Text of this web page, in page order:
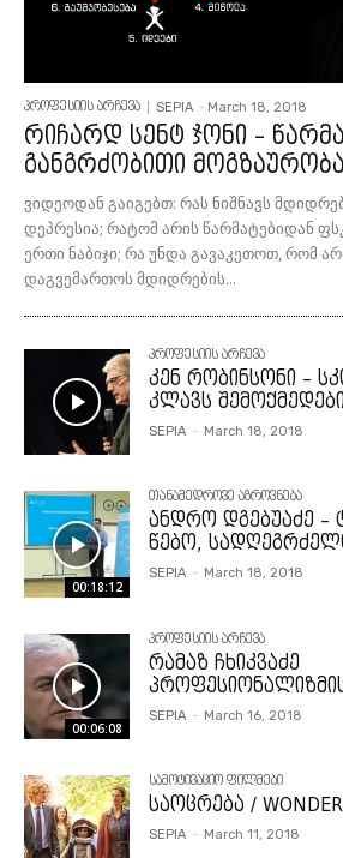
პროფესიის არჩევა SEPIA - March 18, 2018
რიჩარდ სენტ ჯონი –
განგრძობითი
ვიდეოდან გაიგებთ: რას ნიშნავს
დეპრესია; რატომ არის წარმატებიდან
ერთი ნაბიჯი; რა უნდა გავაკეთოთ, რომ არ
დაგვემართოს მდიდრების...
პროფესიის არჩევა
კენ რობინსონი –
კლავს
SEPIA - March 18, 2018
00:18:12
თანამედროვე აზროვნება
ანდრო დგებუაძე –
წებო,
SEPIA - March 18, 2018
00:06:08
პროფესიის არჩევა
რამაზ ჩხიკვაძე
SEPIA - March 16, 2018
სამოტივაციო ფილმები
საოცრება / WONDER
SEPIA - March 11, 2018